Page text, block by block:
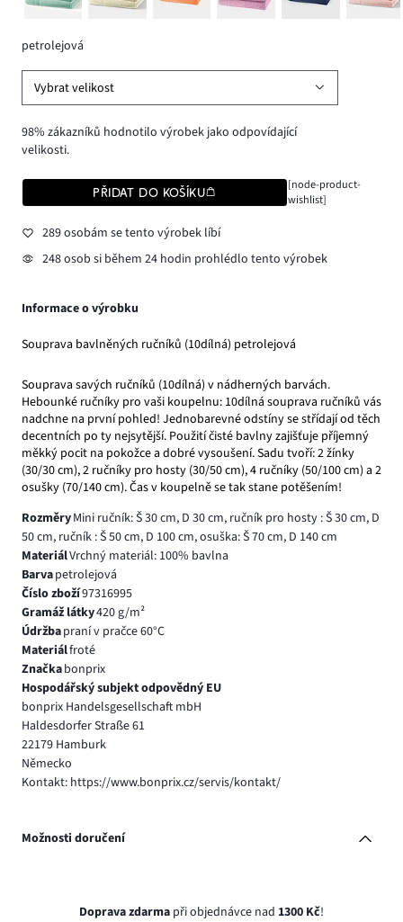
petrolejová
Vybrat velikost
98% zákazníků hodnotilo výrobek jako odpovídající
velikosti.
PŘIDAT DO KOŠÍKU
[node-product-
wishlist]
289 osobám se tento výrobek líbí
248 osob si během 24 hodin prohlédlo tento výrobek
Informace o výrobku
Souprava bavlněných ručníků (10dílná) petrolejová
Souprava savých ručníků (10dílná) v nádherných barvách.
Hebounké ručníky pro vaši koupelnu: 10dílná souprava ručníků vás
nadchne na první pohled! Jednobarevné odstíny se střídají od těch
decentních po ty nejsytější. Použití čisté bavlny zajišťuje příjemný
měkký pocit na pokožce a dobré vysoušení. Sadu tvoří: 2 žínky
(30/30 cm), 2 ručníky pro hosty (30/50 cm), 4 ručníky (50/100 cm) a 2
osušky (70/140 cm). Čas v koupelně se tak stane potěšením!
RozměryMini ručník: Š 30 cm, D 30 cm, ručník pro hosty : Š 30 cm, D
50 cm, ručník : Š 50 cm, D 100 cm, osuška: Š 70 cm, D 140 cm
MateriálVrchný materiál: 100% bavlna
Barvapetrolejová
Číslo zboží97316995
Gramáž látky420 g/m²
Údržbapraní v pračce 60°C
Materiálfroté
Značkabonprix
Hospodářský subjekt odpovědný EU
bonprix Handelsgesellschaft mbH
Haldesdorfer Straße 61
22179 Hamburk
Německo
Kontakt: https://www.bonprix.cz/servis/kontakt/
Možnosti doručení
Doprava zdarma při objednávce nad 1300 Kč!